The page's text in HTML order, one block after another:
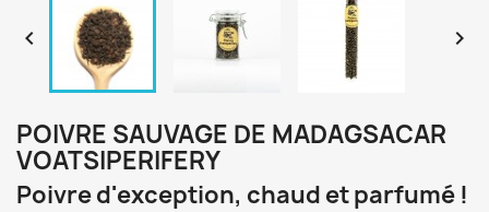
 
POIVRE SAUVAGE DE MADAGSACAR
VOATSIPERIFERY
Poivre d'exception, chaud et parfumé !